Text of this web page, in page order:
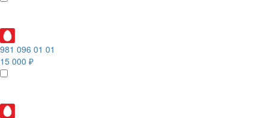
981 096 01 01
15 000 ₽